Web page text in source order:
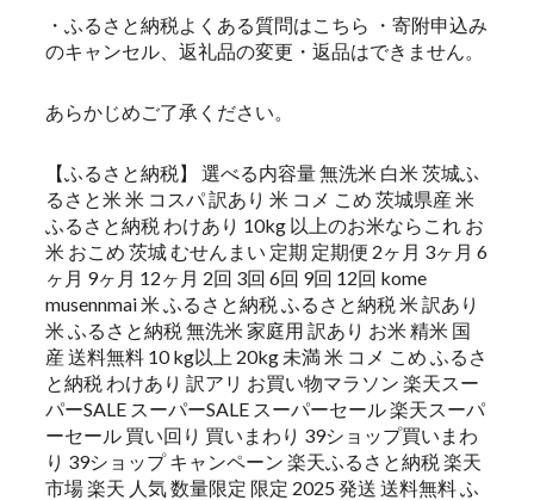
・ふるさと納税よくある質問はこちら ・寄附申込み
のキャンセル、返礼品の変更・返品はできません。
あらかじめご了承ください。
【ふるさと納税】 選べる内容量 無洗米 白米 茨城ふ
るさと米 米 コスパ 訳あり 米 コメ こめ 茨城県産 米
ふるさと納税 わけあり 10kg 以上のお米ならこれ お
米 おこめ 茨城 むせんまい 定期 定期便 2ヶ月 3ヶ月 6
ヶ月 9ヶ月 12ヶ月 2回 3回 6回 9回 12回 kome
musennmai 米 ふるさと納税 ふるさと納税 米 訳あり
米 ふるさと納税 無洗米 家庭用 訳あり お米 精米 国
産 送料無料 10 kg以上 20kg 未満 米 コメ こめ ふるさ
と納税 わけあり 訳アリ お買い物マラソン 楽天スー
パーSALE スーパーSALE スーパーセール 楽天スーパ
ーセール 買い回り 買いまわり 39ショップ買いまわ
り 39ショップ キャンペーン 楽天ふるさと納税 楽天
市場 楽天 人気 数量限定 限定 2025 発送 送料無料 ふ